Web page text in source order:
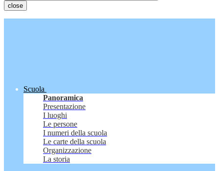
close
Scuola
Panoramica
Presentazione
I luoghi
Le persone
I numeri della scuola
Le carte della scuola
Organizzazione
La storia